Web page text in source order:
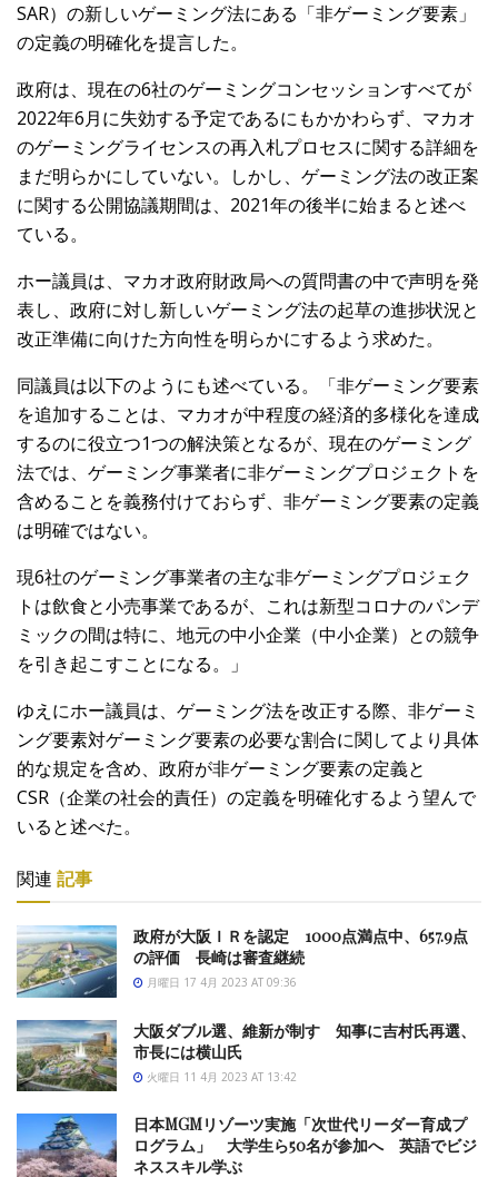
SAR）の新しいゲーミング法にある「非ゲーミング要素」
の定義の明確化を提言した。
政府は、現在の6社のゲーミングコンセッションすべてが
2022年6月に失効する予定であるにもかかわらず、マカオ
のゲーミングライセンスの再入札プロセスに関する詳細を
まだ明らかにしていない。しかし、ゲーミング法の改正案
に関する公開協議期間は、2021年の後半に始まると述べ
ている。
ホー議員は、マカオ政府財政局への質問書の中で声明を発
表し、政府に対し新しいゲーミング法の起草の進捗状況と
改正準備に向けた方向性を明らかにするよう求めた。
同議員は以下のようにも述べている。「非ゲーミング要素
を追加することは、マカオが中程度の経済的多様化を達成
するのに役立つ1つの解決策となるが、現在のゲーミング
法では、ゲーミング事業者に非ゲーミングプロジェクトを
含めることを義務付けておらず、非ゲーミング要素の定義
は明確ではない。
現6社のゲーミング事業者の主な非ゲーミングプロジェク
トは飲食と小売事業であるが、これは新型コロナのパンデ
ミックの間は特に、地元の中小企業（中小企業）との競争
を引き起こすことになる。」
ゆえにホー議員は、ゲーミング法を改正する際、非ゲーミ
ング要素対ゲーミング要素の必要な割合に関してより具体
的な規定を含め、政府が非ゲーミング要素の定義と
CSR（企業の社会的責任）の定義を明確化するよう望んで
いると述べた。
関連 記事
政府が大阪ＩＲを認定 1000点満点中、657.9点
の評価 長崎は審査継続
月曜日 17 4月 2023 AT 09:36
大阪ダブル選、維新が制す 知事に吉村氏再選、
市長には横山氏
火曜日 11 4月 2023 AT 13:42
日本MGMリゾーツ実施「次世代リーダー育成プ
ログラム」 大学生ら50名が参加へ 英語でビジ
ネススキル学ぶ